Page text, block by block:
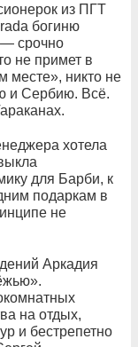
из ПГТ
богиню
— срочно
не примет в
месте», никто не
и Сербию. Всё.
хотела
для Барби, к
подаркам в
не
Аркадия
на отдых,
и бестрепетно